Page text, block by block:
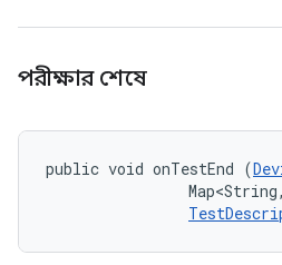
পরীক্ষার শেষে
public void onTestEnd (